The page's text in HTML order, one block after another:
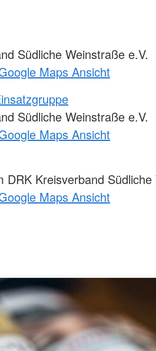
Südliche Weinstraße e.V.
Maps Ansicht
Südliche Weinstraße e.V.
Maps Ansicht
DRK Kreisverband Südliche
Maps Ansicht